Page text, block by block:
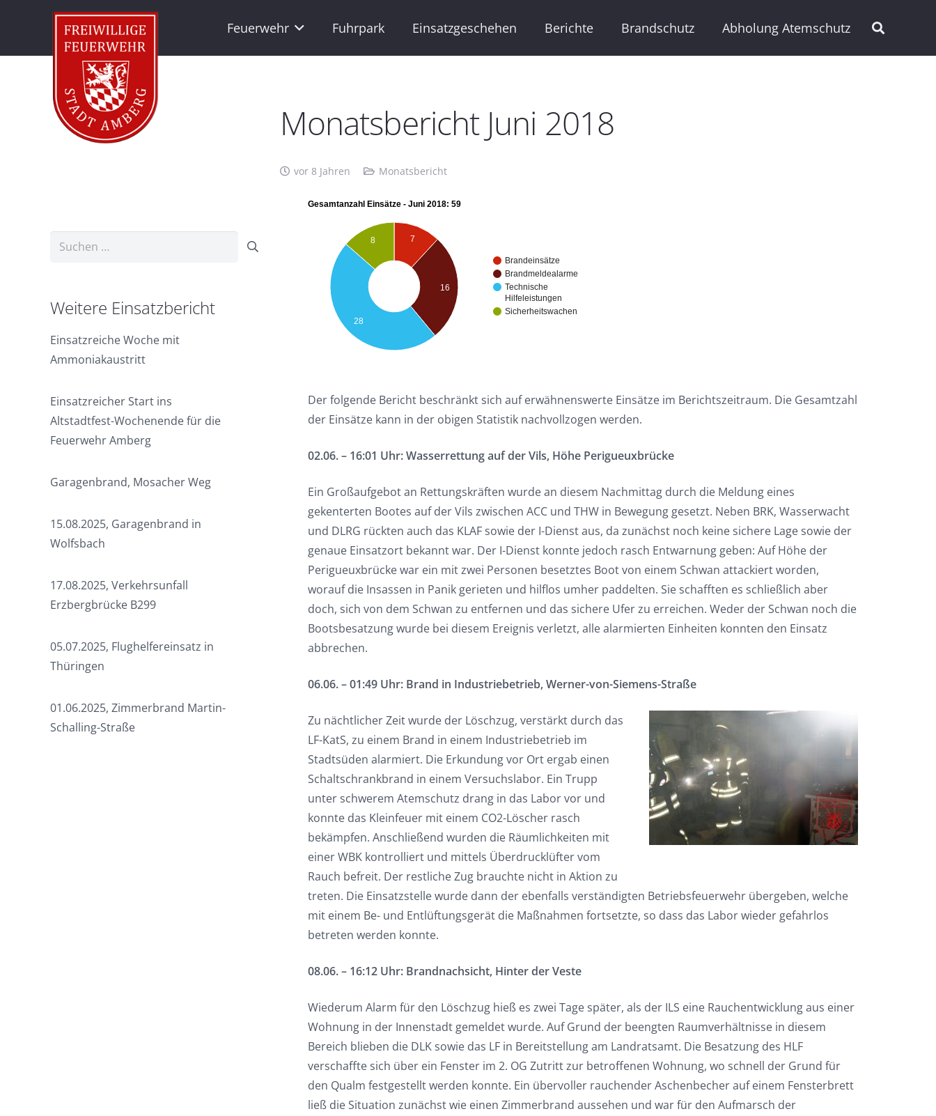
Feuerwehr Fuhrpark Einsatzgeschehen Berichte Brandschutz Abholung Atemschutz
Monatsbericht Juni 2018
vor 8 Jahren Monatsbericht
Gesamtanzahl Einsätze - Juni 2018: 59
Brandeinsätze
Brandmeldealarme
Technische
Hilfeleistungen
Sicherheitswachen
7
16
8
28
Der folgende Bericht beschränkt sich auf erwähnenswerte Einsätze im Berichtszeitraum. Die Gesamtzahl
der Einsätze kann in der obigen Statistik nachvollzogen werden.
02.06. – 16:01 Uhr: Wasserrettung auf der Vils, Höhe Perigueuxbrücke
Ein Großaufgebot an Rettungskräften wurde an diesem Nachmittag durch die Meldung eines
gekenterten Bootes auf der Vils zwischen ACC und THW in Bewegung gesetzt. Neben BRK, Wasserwacht
und DLRG rückten auch das KLAF sowie der I-Dienst aus, da zunächst noch keine sichere Lage sowie der
genaue Einsatzort bekannt war. Der I-Dienst konnte jedoch rasch Entwarnung geben: Auf Höhe der
Perigueuxbrücke war ein mit zwei Personen besetztes Boot von einem Schwan attackiert worden,
worauf die Insassen in Panik gerieten und hilflos umher paddelten. Sie schafften es schließlich aber
doch, sich von dem Schwan zu entfernen und das sichere Ufer zu erreichen. Weder der Schwan noch die
Bootsbesatzung wurde bei diesem Ereignis verletzt, alle alarmierten Einheiten konnten den Einsatz
abbrechen.
06.06. – 01:49 Uhr: Brand in Industriebetrieb, Werner-von-Siemens-Straße
Zu nächtlicher Zeit wurde der Löschzug, verstärkt durch das
LF-KatS, zu einem Brand in einem Industriebetrieb im
Stadtsüden alarmiert. Die Erkundung vor Ort ergab einen
Schaltschrankbrand in einem Versuchslabor. Ein Trupp
unter schwerem Atemschutz drang in das Labor vor und
konnte das Kleinfeuer mit einem CO2-Löscher rasch
bekämpfen. Anschließend wurden die Räumlichkeiten mit
einer WBK kontrolliert und mittels Überdrucklüfter vom
Rauch befreit. Der restliche Zug brauchte nicht in Aktion zu
treten. Die Einsatzstelle wurde dann der ebenfalls verständigten Betriebsfeuerwehr übergeben, welche
mit einem Be- und Entlüftungsgerät die Maßnahmen fortsetzte, so dass das Labor wieder gefahrlos
betreten werden konnte.
08.06. – 16:12 Uhr: Brandnachsicht, Hinter der Veste
Wiederum Alarm für den Löschzug hieß es zwei Tage später, als der ILS eine Rauchentwicklung aus einer
Wohnung in der Innenstadt gemeldet wurde. Auf Grund der beengten Raumverhältnisse in diesem
Bereich blieben die DLK sowie das LF in Bereitstellung am Landratsamt. Die Besatzung des HLF
verschaffte sich über ein Fenster im 2. OG Zutritt zur betroffenen Wohnung, wo schnell der Grund für
den Qualm festgestellt werden konnte. Ein übervoller rauchender Aschenbecher auf einem Fensterbrett
ließ die Situation zunächst wie einen Zimmerbrand aussehen und war für den Aufmarsch der
Suchen
Weitere Einsatzbericht
Einsatzreiche Woche mit
Ammoniakaustritt
Einsatzreicher Start ins
Altstadtfest-Wochenende für die
Feuerwehr Amberg
Garagenbrand, Mosacher Weg
15.08.2025, Garagenbrand in
Wolfsbach
17.08.2025, Verkehrsunfall
Erzbergbrücke B299
05.07.2025, Flughelfereinsatz in
Thüringen
01.06.2025, Zimmerbrand Martin-
Schalling-Straße